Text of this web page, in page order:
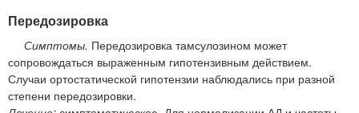
Передозировка
Симптомы. Передозировка тамсулозином может
сопровождаться выраженным гипотензивным действием.
Случаи ортостатической гипотензии наблюдались при разной
степени передозировки.